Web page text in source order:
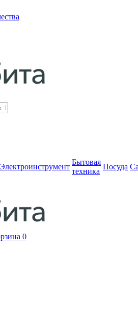
Электроинструмент
Бытовая
техника
Посуда
0